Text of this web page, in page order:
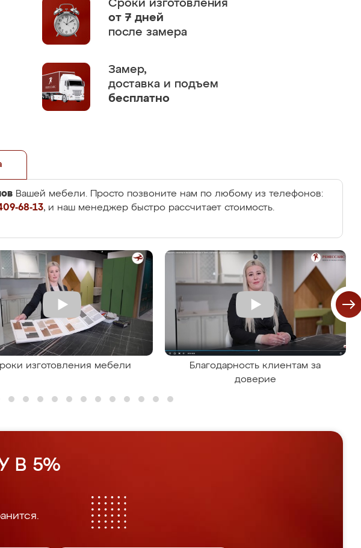
Сроки изготовления
от 7 дней
после замера
Замер,
доставка и подъем
бесплатно
Вашей мебели. Просто позвоните нам по любому из телефонов:
68-13, и наш менеджер быстро рассчитает стоимость.
изготовления мебели
Благодарность клиентам за
доверие
В 5%